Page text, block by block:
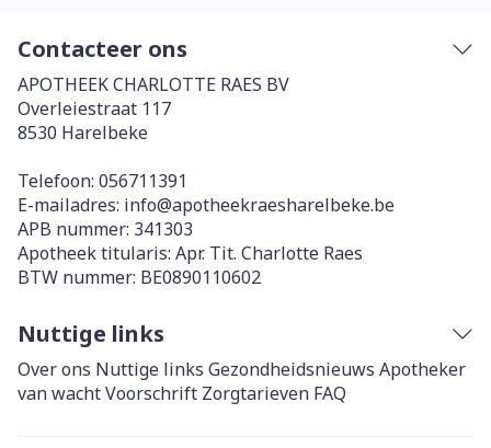
Contacteer ons
APOTHEEK CHARLOTTE RAES BV
Overleiestraat 117
8530 Harelbeke
Telefoon: 056711391
E-mailadres: info@apotheekraesharelbeke.be
APB nummer: 341303
Apotheek titularis: Apr. Tit. Charlotte Raes
BTW nummer: BE0890110602
Nuttige links
Over ons Nuttige links Gezondheidsnieuws Apotheker
van wachtVoorschrift Zorgtarieven FAQ